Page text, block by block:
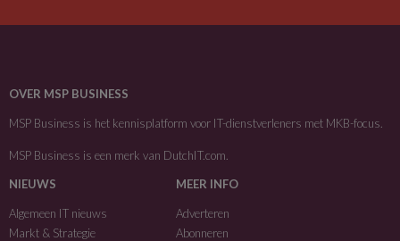
OVER MSP BUSINESS
MSP Business is het kennisplatform voor IT-dienstverleners met MKB-focus.
MSP Business is een merk van DutchIT.com
NIEUWS
Algemeen IT nieuws
Markt & Strategie
MEER INFO
Adverteren
Abonneren